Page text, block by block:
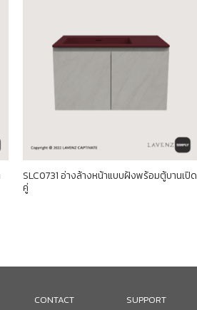
SLC0731 อ่างล้างหน้าแบบฝังพร้อมตู้บานเปิด
คู่
CONTACT SUPPORT